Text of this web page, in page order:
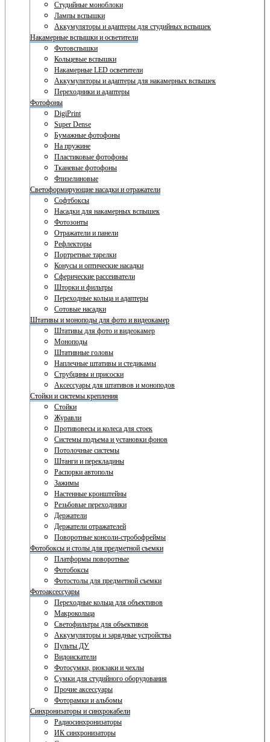
Студийные моноблоки
Лампы вспышки
Аккумуляторы и адаптеры для студийных вспышек
Накамерные вспышки и осветители
Фотовспышки
Кольцевые вспышки
Накамерные LED осветители
Аккумуляторы и адаптеры для накамерных вспышек
Переходники и адаптеры
Фотофоны
DigiPrint
Super Dense
Бумажные фотофоны
На пружине
Пластиковые фотофоны
Тканевые фотофоны
Флизелиновые
Светоформирующие насадки и отражатели
Софтбоксы
Насадки для накамерных вспышек
Фотозонты
Отражатели и панели
Рефлекторы
Портретные тарелки
Конусы и оптические насадки
Сферические рассеиватели
Шторки и фильтры
Переходные кольца и адаптеры
Сотовые насадки
Штативы и моноподы для фото и видеокамер
Штативы для фото и видеокамер
Моноподы
Штативные головы
Наплечные штативы и стедикамы
Струбцины и присоски
Аксессуары для штативов и моноподов
Стойки и системы крепления
Стойки
Журавли
Противовесы и колеса для стоек
Системы подъема и установки фонов
Потолочные системы
Штанги и перекладины
Распорки автополы
Зажимы
Настенные кронштейны
Резьбовые переходники
Держатели
Держатели отражателей
Поворотные консоли-стробофреймы
Фотобоксы и столы для предметной съемки
Платформы поворотные
Фотобоксы
Фотостолы для предметной съемки
Фотоаксессуары
Переходные кольца для объективов
Макрокольца
Светофильтры для объективов
Аккумуляторы и зарядные устройства
Пульты ДУ
Видоискатели
Фотосумки, рюкзаки и чехлы
Сумки для студийного оборудования
Прочие аксессуары
Фоторамки и альбомы
Синхронизаторы и синхрокабели
Радиосинхронизаторы
ИК синхронизаторы